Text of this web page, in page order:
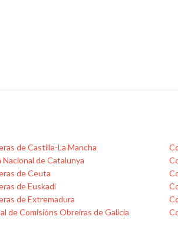
de Castilla-La Mancha
de Catalunya
de Ceuta
de Euskadi
de Extremadura
de Comisións Obreiras de Galicia